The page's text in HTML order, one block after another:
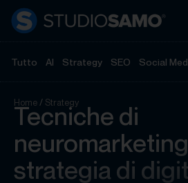
Tutto AI Strategy SEO Social
Home/ Strategy
Tecniche di
strategia di